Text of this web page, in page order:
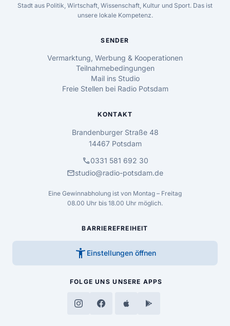
Stadt aus Politik, Wirtschaft, Wissenschaft, Kultur und Sport. Das ist
unsere lokale Kompetenz.
SENDER
Vermarktung, Werbung & Kooperationen
Teilnahmebedingungen
Mail ins Studio
Freie Stellen bei Radio Potsdam
KONTAKT
Brandenburger Straße 48
14467 Potsdam
call0331 581 692 30
mailstudio@radio-potsdam.de
Eine Gewinnabholung ist von Montag – Freitag
08.00 Uhr bis 18.00 Uhr möglich.
BARRIEREFREIHEIT
accessibility_new Einstellungen öffnen
FOLGE UNS UNSERE APPS